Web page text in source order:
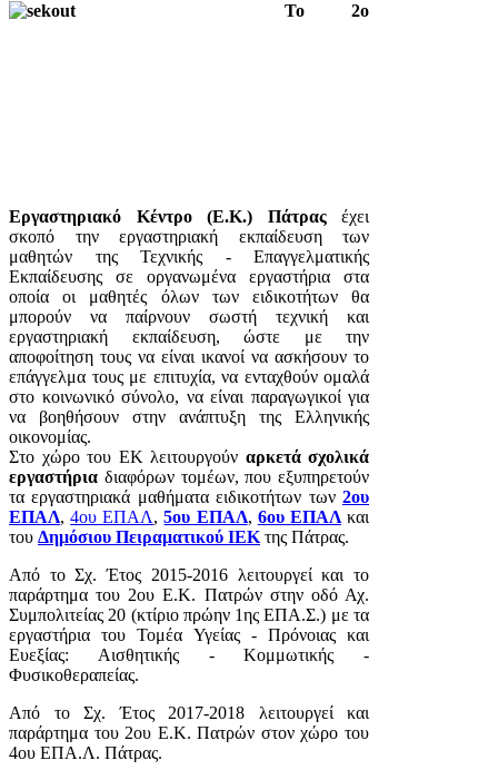
Το 2ο
Εργαστηριακό Κέντρο (Ε.Κ.) Πάτρας έχει
σκοπό την εργαστηριακή εκπαίδευση των
μαθητών της Τεχνικής - Επαγγελματικής
Εκπαίδευσης σε οργανωμένα εργαστήρια στα
οποία οι μαθητές όλων των ειδικοτήτων θα
μπορούν να παίρνουν σωστή τεχνική και
εργαστηριακή εκπαίδευση, ώστε με την
αποφοίτηση τους να είναι ικανοί να ασκήσουν το
επάγγελμα τους με επιτυχία, να ενταχθούν ομαλά
στο κοινωνικό σύνολο, να είναι παραγωγικοί για
να βοηθήσουν στην ανάπτυξη της Ελληνικής
οικονομίας.
Στο χώρο του ΕΚ λειτουργούν αρκετά σχολικά
εργαστήρια διαφόρων τομέων, που εξυπηρετούν
τα εργαστηριακά μαθήματα ειδικοτήτων των 2ου
ΕΠΑΛ,4ου ΕΠΑΛ,5ου ΕΠΑΛ, 6ου ΕΠΑΛκαι
του Δημόσιου Πειραματικού ΙΕΚτης Πάτρας.
Από το Σχ. Έτος 2015-2016 λειτουργεί και το
παράρτημα του 2ου Ε.Κ. Πατρών στην οδό Αχ.
Συμπολιτείας 20 (κτίριο πρώην 1ης ΕΠΑ.Σ.) με τα
εργαστήρια του Τομέα Υγείας - Πρόνοιας και
Ευεξίας: Αισθητικής - Κομμωτικής -
Φυσικοθεραπείας.
Από το Σχ. Έτος 2017-2018 λειτουργεί και
παράρτημα του 2ου Ε.Κ. Πατρών στον χώρο του
4ου ΕΠΑ.Λ. Πάτρας.